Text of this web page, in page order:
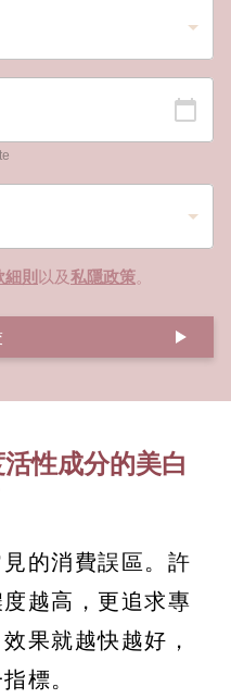
則 以及私隱政策。
性成分的美白
的消費誤區。許
越高，更追求專
果就越快越好，
標。